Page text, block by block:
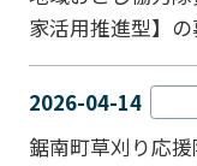
家活用推進型】
2026-04-14
鋸南町草刈り応